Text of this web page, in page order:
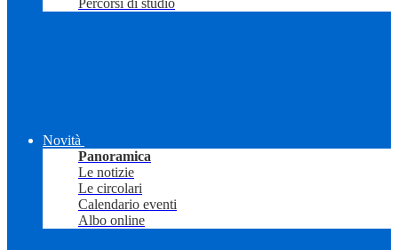
Percorsi di studio
Novità
Panoramica
Le notizie
Le circolari
Calendario eventi
Albo online